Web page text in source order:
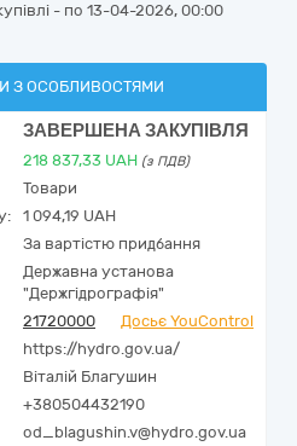
- по 13-04-2026, 00:00
З ОСОБЛИВОСТЯМИ
ЗАВЕРШЕНА ЗАКУПІВЛЯ
218 837,33 UAH (з ПДВ)
Товари
1 094,19 UAH
За вартістю придбання
Державна установа
"Держгідрографія"
21720000
Досьє YouControl
https://hydro.gov.ua/
Віталій Благушин
+380504432190
od_blagushin.v@hydro.gov.ua